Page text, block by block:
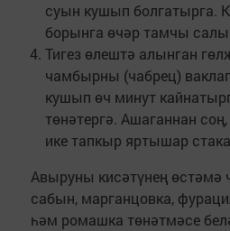
суын кушып болгатырга.
борынга өчәр тамчы
Тигез өлештә алынган
чамбырны (чабрец)
кушып өч минут
төнәтергә. Ашаганнан
ике тапкыр яртышар
Авыруны кисәтүнең
сабын, марганцовка,
һәм ромашка төнәтмәсе